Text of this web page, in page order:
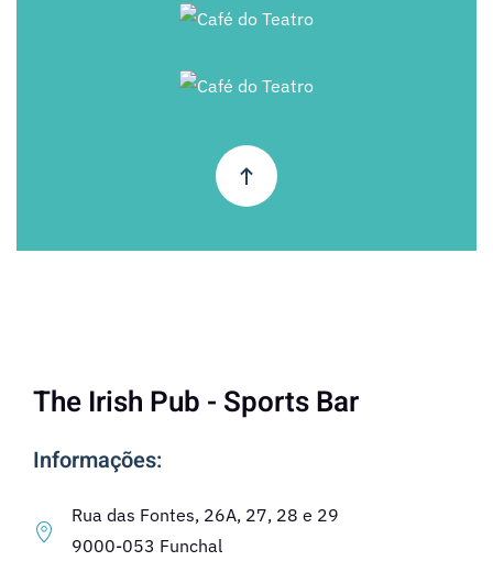
+
+
The Irish Pub - Sports Bar
Informações:
Rua das Fontes, 26A, 27, 28 e 29
9000-053 Funchal